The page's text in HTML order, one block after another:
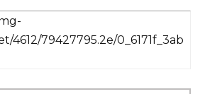
4612/79427795.2e/0_6171f_3ab